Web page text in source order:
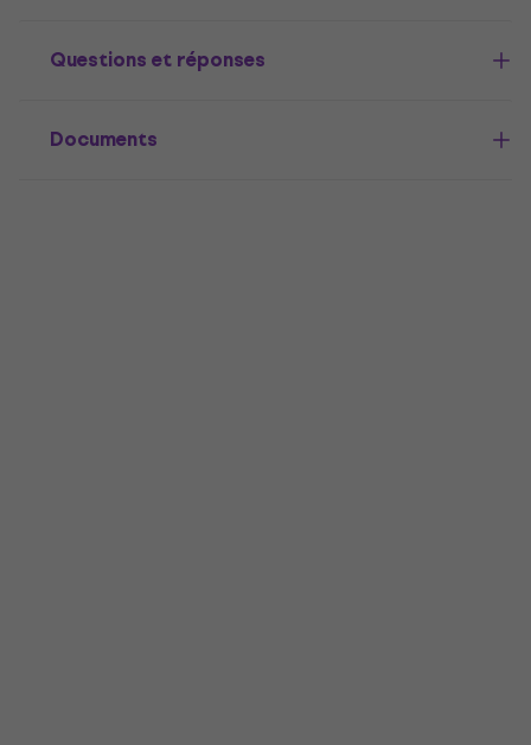
Questions et réponses
Documents